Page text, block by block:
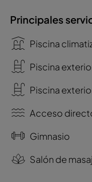
Principales
Piscina
Piscina
Piscina
Acceso
Gimnasio
Salón de